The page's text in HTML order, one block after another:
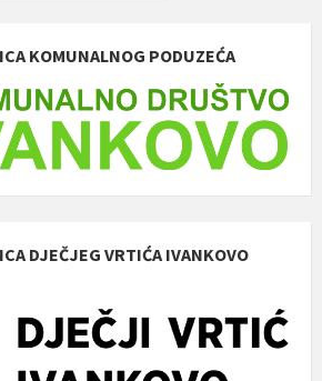
KOMUNALNOG PODUZEĆA
DJEČJEG VRTIĆA IVANKOVO